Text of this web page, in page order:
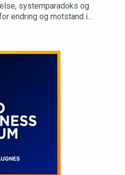
systemparadoks og
endring og motstand i
i oss selv, ledere som
er det å endre store
fra innsiden og hvem er
Mundal har skrevet den
og suksessfull
av av